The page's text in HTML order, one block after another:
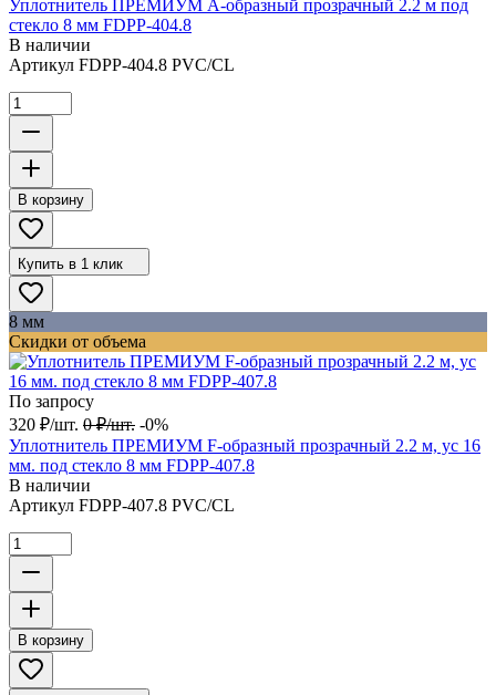
Уплотнитель ПРЕМИУМ А-образный прозрачный 2.2 м под
стекло 8 мм FDPP-404.8
В наличии
Артикул FDPP-404.8 PVC/CL
В корзину
Купить в 1 клик
8 мм
Скидки от объема
По запросу
320 ₽/шт. 0 ₽/шт. -0%
Уплотнитель ПРЕМИУМ F-образный прозрачный 2.2 м, ус 16
мм. под стекло 8 мм FDPP-407.8
В наличии
Артикул FDPP-407.8 PVC/CL
В корзину